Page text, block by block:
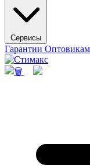
Сервисы
Гарантии Оптовикам